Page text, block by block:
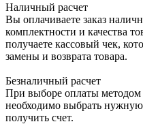
Наличный расчет
Вы оплачиваете заказ
комплектности и качества
получаете кассовый чек,
замены и возврата товара.
Безналичный расчет
При выборе оплаты методом
необходимо выбрать
получить счет.